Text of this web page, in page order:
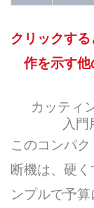
クリックす
作を示す他
カッティ
入門
このコンパ
断機は、硬
ンプルで予